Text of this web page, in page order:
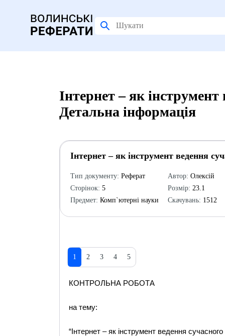
Інтернет – як інструмент
Детальна інформація
Інтернет – як інструмент ведення
Тип документу: Реферат
Сторінок: 5
Предмет: Комп`ютерні науки
Автор: Олексій
Розмір: 23.1
Скачувань: 1512
1 2 3 4 5
КОНТРОЛЬНА РОБОТА
на тему:
“Інтернет – як інструмент ведення сучасного